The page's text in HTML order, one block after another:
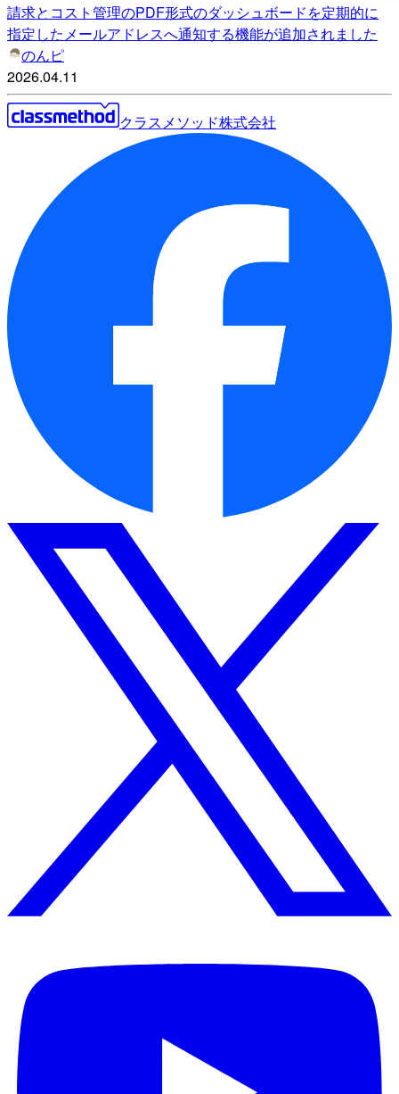
請求とコスト管理のPDF形式のダッシュボードを定期的に
指定したメールアドレスへ通知する機能が追加されました
のんピ
2026.04.11
クラスメソッド株式会社